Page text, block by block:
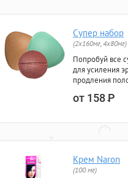
Супер набор
(2х160мг, 4х80мг)
Попробуй все
для усиления
продления
от 158Р
Крем Naron
(100 мг)